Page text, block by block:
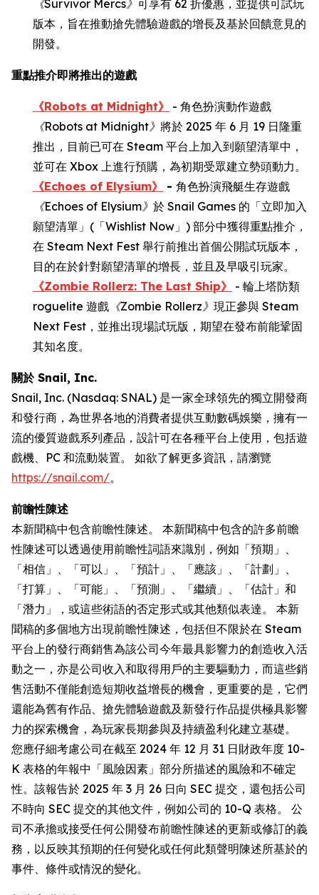
《Survivor Mercs》 可享有 62 折優惠，並提供可試玩
版本，旨在推動搶先體驗遊戲的增長及基於回饋意見的
開發。
重點推介即將推出的遊戲
《Robots at Midnight》
- 角色扮演動作遊戲
《Robots at Midnight》 將於 2025 年 6 月 19 日隆重
推出，目前已可在 Steam 平台上加入到願望清單中，
並可在 Xbox 上進行預購，為初期受眾建立勢頭動力。
《Echoes of Elysium》
- 角色扮演飛艇生存遊戲
《Echoes of Elysium》 於 Snail Games 的「立即加入
願望清單」(「Wishlist Now」) 部分中獲得重點推介，
在 Steam Next Fest 舉行前推出首個公開試玩版本，
目的在於針對願望清單的增長，並且及早吸引玩家。
《Zombie Rollerz: The Last Ship》
- 輪上塔防類
roguelite 遊戲 《Zombie Rollerz》 現正參與 Steam
Next Fest，並推出現場試玩版，期望在發布前能鞏固
其知名度。
關於 Snail, Inc.
Snail, Inc. (Nasdaq: SNAL) 是一家全球領先的獨立開發商
和發行商，為世界各地的消費者提供互動數碼娛樂，擁有一
流的優質遊戲系列產品，設計可在各種平台上使用，包括遊
戲機、PC 和流動裝置。 如欲了解更多資訊，請瀏覽
https://snail.com/。
前瞻性陳述
本新聞稿中包含前瞻性陳述。 本新聞稿中包含的許多前瞻
性陳述可以透過使用前瞻性詞語來識別，例如「預期」、
「相信」、「可以」、「預計」、「應該」、「計劃」、
「打算」、「可能」、「預測」、「繼續」、「估計」和
「潛力」，或這些術語的否定形式或其他類似表達。 本新
聞稿的多個地方出現前瞻性陳述，包括但不限於在 Steam
平台上的發行商銷售為該公司今年最具影響力的創造收入活
動之一，亦是公司收入和取得用戶的主要驅動力，而這些銷
售活動不僅能創造短期收益增長的機會，更重要的是，它們
還能為舊有作品、搶先體驗遊戲及新發行作品提供極具影響
力的探索機會，為玩家長期參與及持續盈利化建立基礎。
您應仔細考慮公司在截至 2024 年 12 月 31 日財政年度 10-
K 表格的年報中「風險因素」部分所描述的風險和不確定
性。該報告於 2025 年 3 月 26 日向 SEC 提交，還包括公司
不時向 SEC 提交的其他文件，例如公司的 10-Q 表格。 公
司不承擔或接受任何公開發布前瞻性陳述的更新或修訂的義
務，以反映其預期的任何變化或任何此類聲明陳述所基於的
事件、條件或情況的變化。